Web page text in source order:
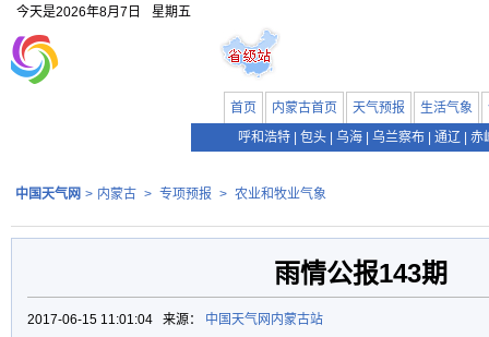
今天是2026年8月7日 星期五
首页 内蒙古首页 天气预报 生活气象
呼和浩特
包头 乌海 乌兰察布 通辽 赤
中国天气网 > 内蒙古 > 专项预报 > 农业和牧业气象
雨情公报143期
2017-06-15 11:01:04 来源： 中国天气网内蒙古站